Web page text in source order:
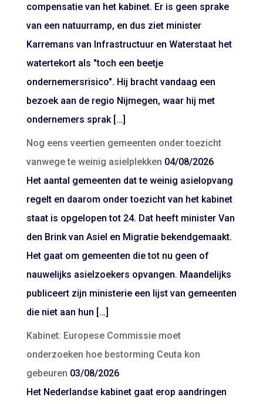
compensatie van het kabinet. Er is geen sprake
van een natuurramp, en dus ziet minister
Karremans van Infrastructuur en Waterstaat het
watertekort als "toch een beetje
ondernemersrisico". Hij bracht vandaag een
bezoek aan de regio Nijmegen, waar hij met
ondernemers sprak […]
Nog eens veertien gemeenten onder toezicht
vanwege te weinig asielplekken 04/08/2026
Het aantal gemeenten dat te weinig asielopvang
regelt en daarom onder toezicht van het kabinet
staat is opgelopen tot 24. Dat heeft minister Van
den Brink van Asiel en Migratie bekendgemaakt.
Het gaat om gemeenten die tot nu geen of
nauwelijks asielzoekers opvangen. Maandelijks
publiceert zijn ministerie een lijst van gemeenten
die niet aan hun […]
Kabinet: Europese Commissie moet
onderzoeken hoe bestorming Ceuta kon
gebeuren 03/08/2026
Het Nederlandse kabinet gaat erop aandringen